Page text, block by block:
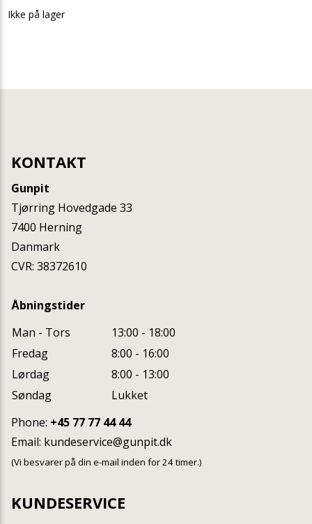
Ikke på lager
KONTAKT
Gunpit
Tjørring Hovedgade 33
7400 Herning
Danmark
CVR: 38372610
Åbningstider
Man - Tors
13:00 - 18:00
Fredag
8:00 - 16:00
Lørdag
8:00 - 13:00
Søndag
Lukket
Phone: +45 77 77 44 44
Email: kundeservice@gunpit.dk
(Vi besvarer på din e-mail inden for 24 timer.)
KUNDESERVICE